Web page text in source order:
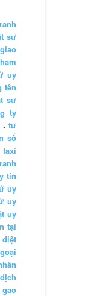
sư
uy
tên
sư
ty
.tư
sổ
taxi
tín
uy
uy
uy
tại
diệt
dịch